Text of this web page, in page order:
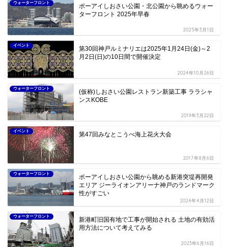
ウォーターフロント
ポーアイしおさい公園・北公園から眺めるウォー
ターフロント 2025年早春
2025年3月1日
イベント
第30回神戸ルミナリエは2025年1月24日(金)～2
月2日(日)の10日間で開催決定
2024年10月26日
ウォーターフロント
(仮称)しおさい公園レストラン新築工事 ララシャ
ンスKOBE
2019年3月22日
イベント 第47回みなとこうべ海上花火大会
2017年8月6日
ウォーターフロント
ポーアイしおさい公園から眺める新港突堤再開発
エリア ジーライオンアリーナ神戸のランドマーク
性がすごい
2024年4月12日
ウォーターフロント
新港町旧国有地で工事が開始される 土地の有効活
用方法について考えてみる
2023年6月16日